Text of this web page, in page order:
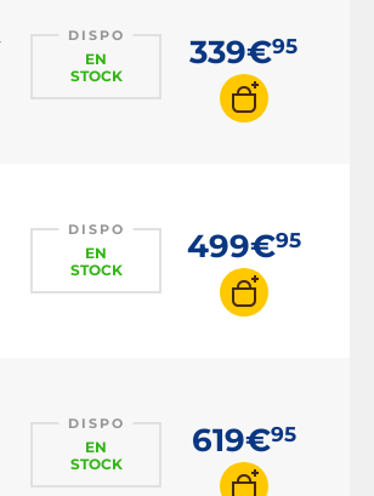
DISPO
EN
STOCK
339€95
DISPO
EN
STOCK
499€95
DISPO
EN
STOCK
619€95